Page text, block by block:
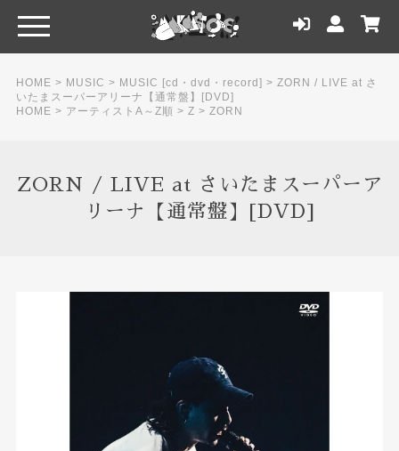
HOME > MUSIC > MUSIC [cd・dvd・record] > ZORN / LIVE at さ
いたまスーパーアリーナ【通常盤】[DVD]
HOME > アーティストA～Z順 > Z > ZORN
ZORN / LIVE at さいたまスーパーア
リーナ【通常盤】[DVD]